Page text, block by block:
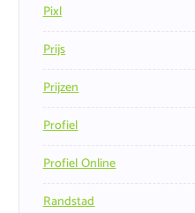
Pixl
Prijs
Prijzen
Profiel
Profiel Online
Randstad